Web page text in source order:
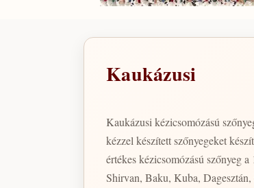
Kaukázusi
Kaukázusi kézicsomózású
kézzel készített szőnyegeket
értékes kézicsomózású szőnyeg
Shirvan, Baku, Kuba,